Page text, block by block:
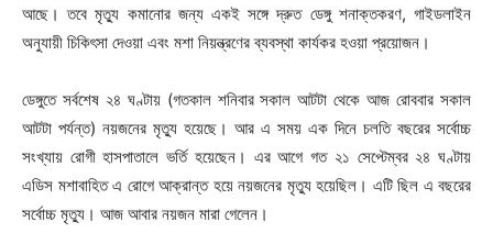
আছে। তবে মৃত্যু কমানোর জন্য একই সঙ্গে দ্রুত ডেঙ্গু শনাক্তকরণ, গাইডলাইন
অনুযায়ী চিকিৎসা দেওয়া এবং মশা নিয়ন্ত্রণের ব্যবস্থা কার্যকর হওয়া প্রয়োজন।
ডেঙ্গুতে সর্বশেষ ২৪ ঘণ্টায় (গতকাল শনিবার সকাল আটটা থেকে আজ রোববার সকাল
আটটা পর্যন্ত) নয়জনের মৃত্যু হয়েছে। আর এ সময় এক দিনে চলতি বছরের সর্বোচ্চ
সংখ্যায় রোগী হাসপাতালে ভর্তি হয়েছেন। এর আগে গত ২১ সেপ্টেম্বর ২৪ ঘণ্টায়
এডিস মশাবাহিত এ রোগে আক্রান্ত হয়ে নয়জনের মৃত্যু হয়েছিল। এটি ছিল এ বছরের
সর্বোচ্চ মৃত্যু। আজ আবার নয়জন মারা গেলেন।